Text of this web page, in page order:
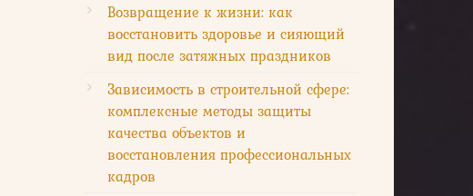
Возвращение к жизни: как
восстановить здоровье и сияющий
вид после затяжных праздников
Зависимость в строительной сфере:
комплексные методы защиты
качества объектов и
восстановления профессиональных
кадров